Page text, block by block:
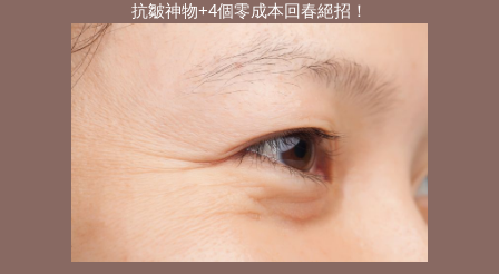
抗皺神物+4個零成本回春絕招！